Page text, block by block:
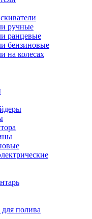
ручные
ранцевые
бензиновые
на колесах
полива